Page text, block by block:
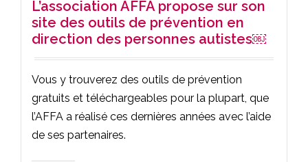
L’association AFFA propose sur son
site des outils de prévention en
direction des personnes autistes￼
Vous y trouverez des outils de prévention
gratuits et téléchargeables pour la plupart, que
l’AFFA a réalisé ces dernières années avec l’aide
de ses partenaires.